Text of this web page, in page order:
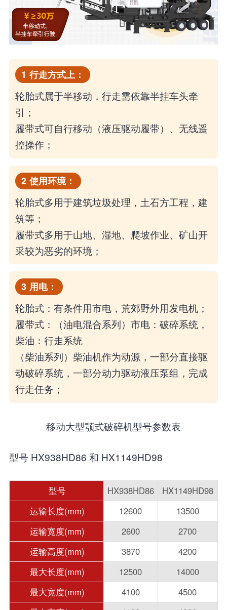
1 行走方式上：
轮胎式属于半移动，行走需依靠半挂车头牵
引；
履带式可自行移动（液压驱动履带）、无线遥
控操作；
2 使用环境：
轮胎式多用于建筑垃圾处理，土石方工程，建
筑等；
履带式多用于山地、湿地、爬坡作业、矿山开
采较为恶劣的环境；
3 用电：
轮胎式：有条件用市电，荒郊野外用发电机；
履带式：（油电混合系列）市电：破碎系统，
柴油：行走系统
（柴油系列）柴油机作为动源，一部分直接驱
动破碎系统，一部分动力驱动液压泵组，完成
行走任务；
移动大型颚式破碎机型号参数表
型号 HX938HD86 和 HX1149HD98
型号 HX938HD86
HX1149HD98
运输长度(mm)
12600
13500
运输宽度(mm)
2600
2700
运输高度(mm)
3870
4200
最大长度(mm)
12500
14000
最大宽度(mm)
4100
4500